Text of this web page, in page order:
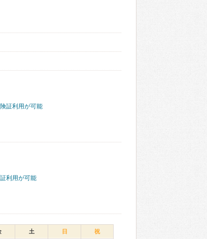
証利用が可能
利用が可能
土 日 祝